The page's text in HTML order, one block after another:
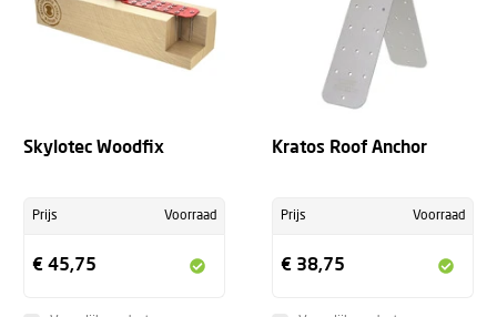
Skylotec Woodfix
Prijs Voorraad
€ 45,75
Kratos Roof Anchor
Prijs Voorraad
€ 38,75